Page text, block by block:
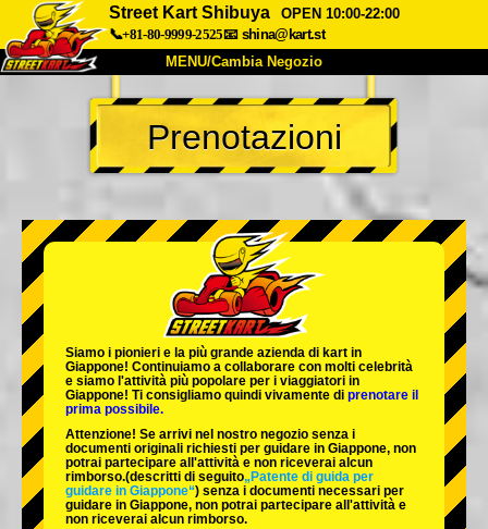
Street Kart Shibuya
OPEN 10:00-22:00
📞+81-80-9999-2525📧 shina@kart.st
MENU/Cambia Negozio
INIZIO
Chi Siamo Specifiche Prezzo
Azienda Prenotazioni
Cambia Negozio
Tokyo Shinagawa Tokyo Akihabara#1
Tokyo Akihabara#2
Tokyo Shibuya Annex Tokyo Bay
Tokyo Asakusa Osaka
Okinawa
Prenotazioni
Siamo i pionieri e la più grande azienda di kart in
Giappone! Continuiamo a collaborare con molti celebrità
e siamo l'attività più popolare per i viaggiatori in
Giappone! Ti consigliamo quindi vivamente di prenotare il
prima possibile.
Attenzione! Se arrivi nel nostro negozio senza i
documenti originali richiesti per guidare in Giappone, non
potrai partecipare all'attività e non riceverai alcun
rimborso.(descritti di seguito„Patente di guida per
guidare in Giappone“) senza i documenti necessari per
guidare in Giappone, non potrai partecipare all'attività e
non riceverai alcun rimborso.